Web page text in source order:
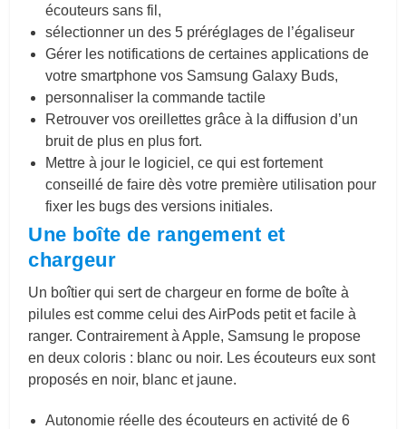
écouteurs sans fil,
sélectionner un des 5 préréglages de l’égaliseur
Gérer les notifications de certaines applications de
votre smartphone vos Samsung Galaxy Buds,
personnaliser la commande tactile
Retrouver vos oreillettes grâce à la diffusion d’un
bruit de plus en plus fort.
Mettre à jour le logiciel, ce qui est fortement
conseillé de faire dès votre première utilisation pour
fixer les bugs des versions initiales.
Une boîte de rangement et
chargeur
Un boîtier qui sert de chargeur en forme de boîte à
pilules est comme celui des AirPods petit et facile à
ranger. Contrairement à Apple, Samsung le propose
en deux coloris : blanc ou noir. Les écouteurs eux sont
proposés en noir, blanc et jaune.
Autonomie réelle des écouteurs en activité de 6